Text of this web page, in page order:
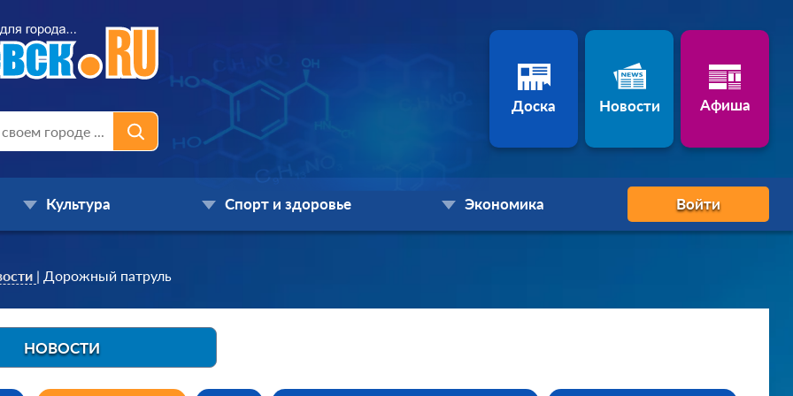
Доска Новости Афиша
Культура Спорт и здоровье Экономика Войти
| Дорожный патруль
НОВОСТИ